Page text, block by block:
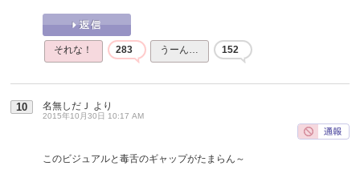
それな！ 283 うーん… 152
10 名無しだＪ より
2015年10月30日 10:17 AM
このビジュアルと毒舌のギャップがたまらん～